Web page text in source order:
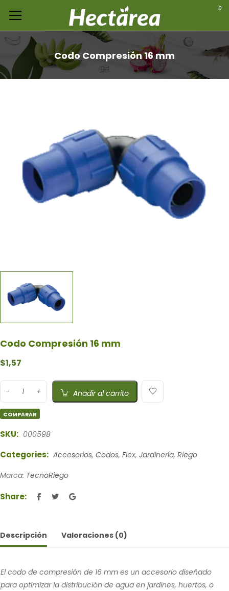
0
Codo Compresión 16 mm
Codo Compresión 16 mm
$1,57
Añadir al carrito
COMPARAR
SKU: 000598
Categories: Accesorios, Codos, Flex, Jardinería, Riego
Marca: TecnoRiego
Share:
Descripción Valoraciones (0)
El codo de compresión de 16 mm es un accesorio diseñado
para optimizar la distribución de agua en jardines, huertos, o